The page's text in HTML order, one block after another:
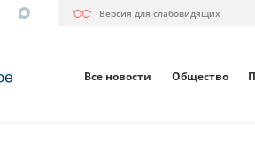
Версия для слабовидящих
Все новости Общество